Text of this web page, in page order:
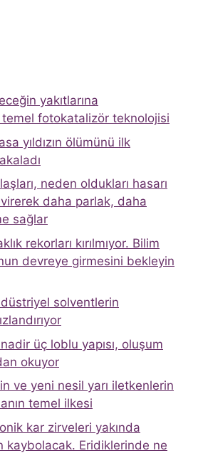
yakıtlarına
fotokatalizör teknolojisi
yıldızın ölümünü ilk
neden oldukları hasarı
daha parlak, daha
sağlar
rekorları kırılmıyor. Bilim
devreye girmesini bekleyin
solventlerin
üç loblu yapısı, oluşum
okuyor
ve yeni nesil yarı iletkenlerin
temel ilkesi
kar zirveleri yakında
kaybolacak. Eridiklerinde ne